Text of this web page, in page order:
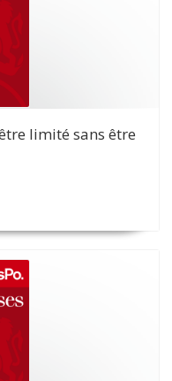
limité sans être